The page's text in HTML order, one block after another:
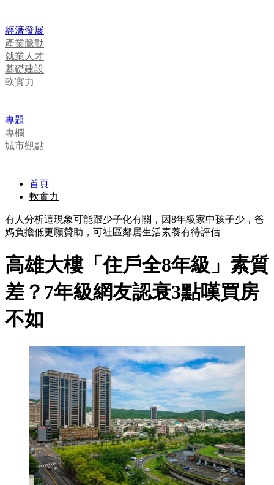
經濟發展
產業脈動
就業人才
基礎建設
軟實力
專題
專欄
城市觀點
首頁
軟實力
有人分析這現象可能跟少子化有關，因8年級家中孩子少，爸
媽負擔低更願贊助，可社區鄰居生活素養有待評估
高雄大樓「住戶全8年級」素質
差？7年級網友認衰3點嘆買房
不如